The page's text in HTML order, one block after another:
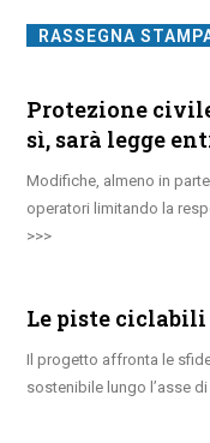
RASSEGNA
Protezione
sì, sarà legge
Modifiche, almeno in
operatori limitando la
Le piste
Il progetto affronta le
sostenibile lungo l’asse